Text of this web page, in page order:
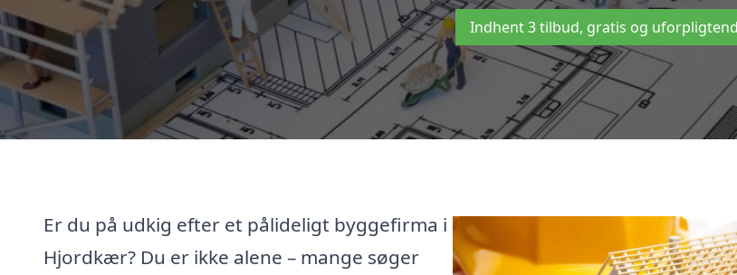
Indhent 3 tilbud, gratis og
Er du på udkig efter et pålideligt byggefirma i
Hjordkær? Du er ikke alene – mange søger